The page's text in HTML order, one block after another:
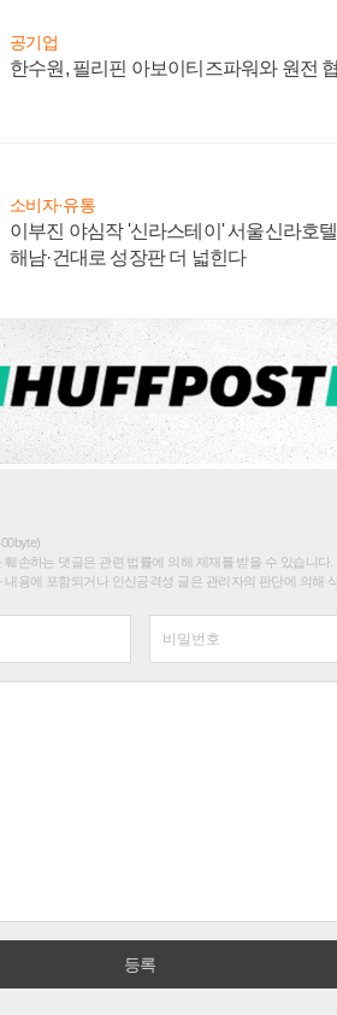
공기업
한수원, 필리핀 아보이티즈파워와 원전
소비자·유통
이부진 야심작 '신라스테이' 서울신라호
해남·건대로 성장판 더 넓힌다
손하는 댓글은 관련 법률에 의해 제재를 받을 수 있습니다.
용에 포함되거나 인신공격성 글은 관리자의 판단에 의해